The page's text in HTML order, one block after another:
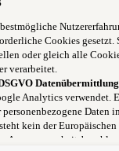
Teile tauschen,
K30
Cookies gesetzt.
oder gleich alle
verarbeitet.
Analytics verwendet.
personenbezogene Daten
kein der